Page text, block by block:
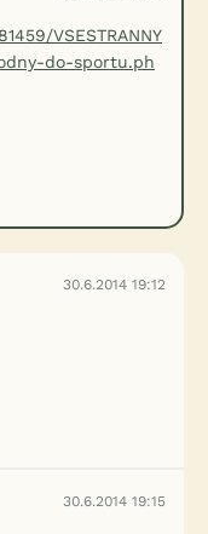
VSESTRANNY
do-sportu.ph
30.6.2014 19:12
30.6.2014 19:15